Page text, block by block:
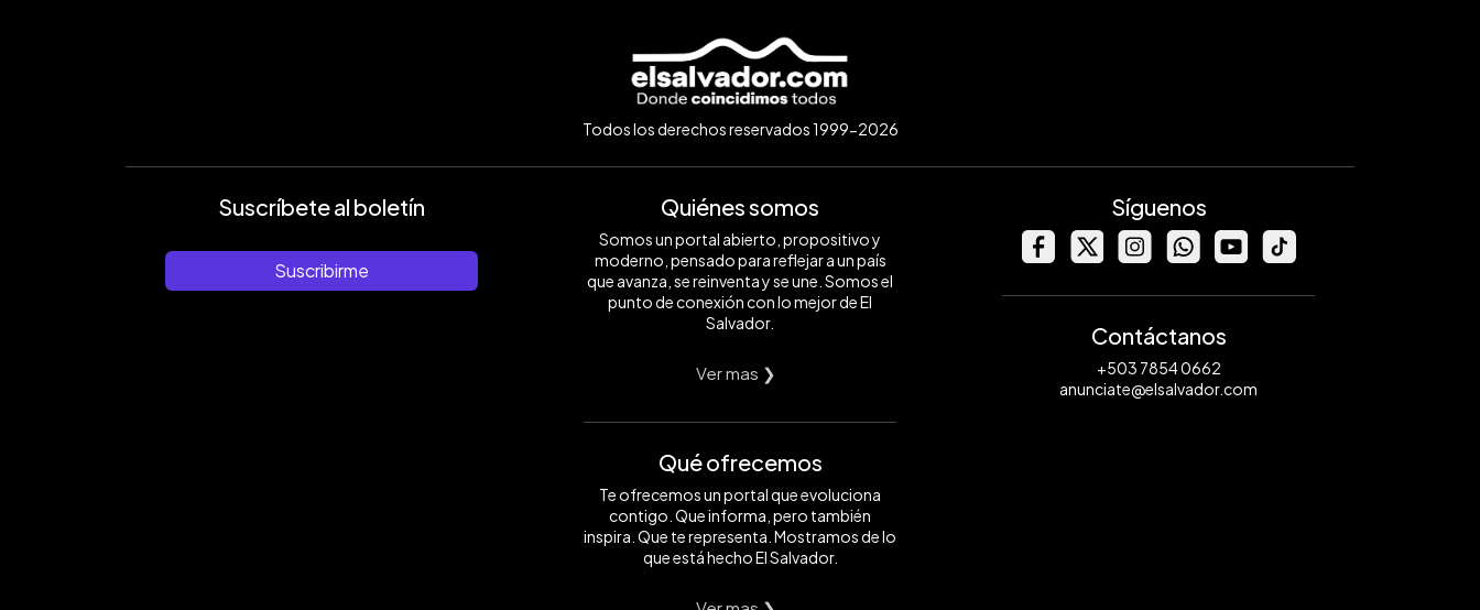
Todos los derechos reservados 1999-2026
Suscríbete al boletín
Suscribirme
Quiénes somos
Somos un portal abierto, propositivo y
moderno, pensado para reflejar a un país
que avanza, se reinventa y se une. Somos el
punto de conexión con lo mejor de El
Salvador.
Ver mas ❯
Qué ofrecemos
Te ofrecemos un portal que evoluciona
contigo. Que informa, pero también
inspira. Que te representa. Mostramos de lo
que está hecho El Salvador.
Síguenos
Contáctanos
+503 7854 0662
anunciate@elsalvador.com